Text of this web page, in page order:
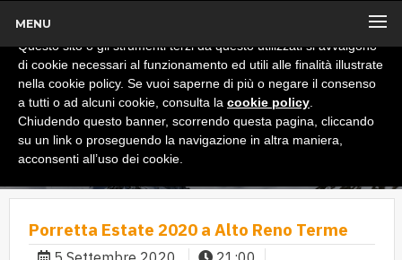
MENU
Porretta Estate 2020 a Alto Reno Terme
x
Informativa
Questo sito o gli strumenti terzi da questo utilizzati si avvalgono
di cookie necessari al funzionamento ed utili alle finalità illustrate
nella cookie policy. Se vuoi saperne di più o negare il consenso
a tutti o ad alcuni cookie, consulta la cookie policy
Chiudendo questo banner, scorrendo questa pagina, cliccando
su un link o proseguendo la navigazione in altra maniera,
acconsenti all’uso dei cookie.